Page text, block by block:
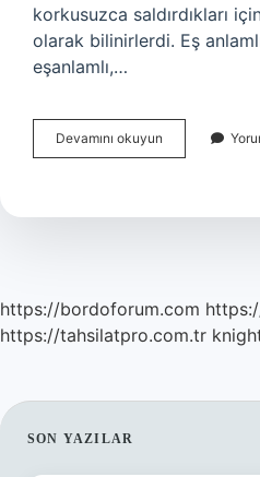
korkusuzca saldırdıkları
olarak bilinirlerdi. Eş
eşanlamlı,…
Devamını okuyun
Yerine
https://bordoforum.com
https://tahsilatpro.com.tr
SIDEBAR
SON YAZILAR